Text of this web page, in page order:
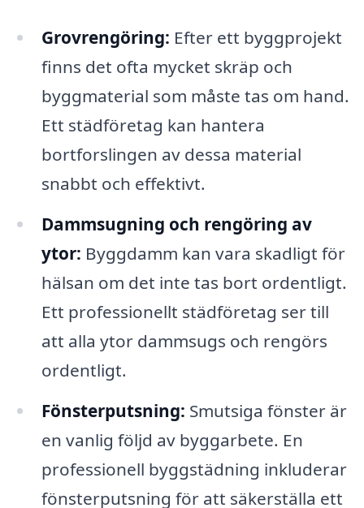
Grovrengöring: Efter ett byggprojekt
finns det ofta mycket skräp och
byggmaterial som måste tas om hand.
Ett städföretag kan hantera
bortforslingen av dessa material
snabbt och effektivt.
Dammsugning och rengöring av
ytor: Byggdamm kan vara skadligt för
hälsan om det inte tas bort ordentligt.
Ett professionellt städföretag ser till
att alla ytor dammsugs och rengörs
ordentligt.
Fönsterputsning: Smutsiga fönster är
en vanlig följd av byggarbete. En
professionell byggstädning inkluderar
fönsterputsning för att säkerställa ett